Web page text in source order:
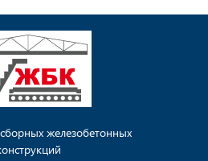
железобетонных